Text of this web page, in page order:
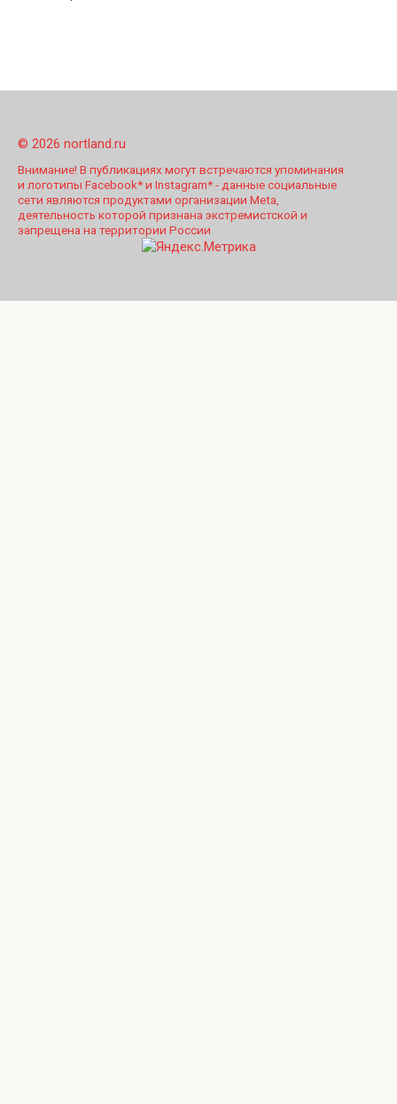
© 2026 nortland.ru
Внимание! В публикациях могут встречаются упоминания
и логотипы Facebook* и Instagram* - данные социальные
сети являются продуктами организации Meta,
деятельность которой признана экстремистской и
запрещена на территории России